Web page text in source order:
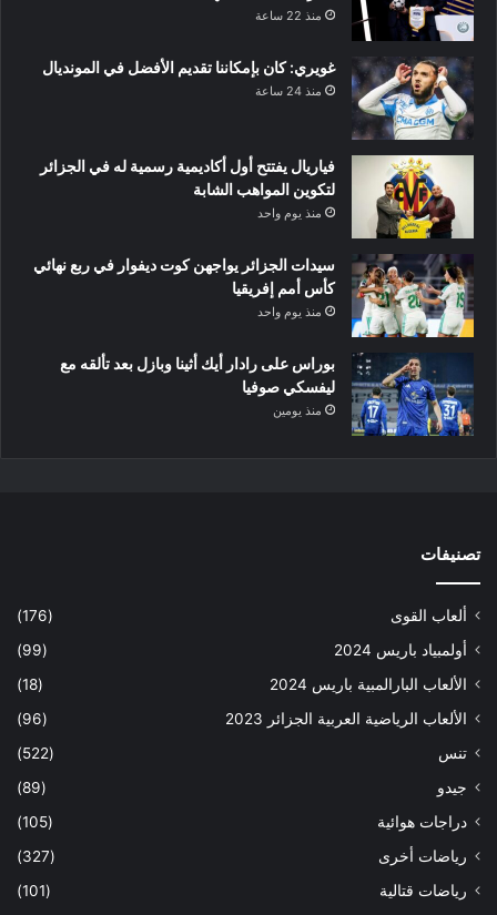
منذ 22 ساعة
غويري: كان بإمكاننا تقديم الأفضل في المونديال
منذ 24 ساعة
فياريال يفتتح أول أكاديمية رسمية له في الجزائر
لتكوين المواهب الشابة
منذ يوم واحد
سيدات الجزائر يواجهن كوت ديفوار في ربع نهائي
كأس أمم إفريقيا
منذ يوم واحد
بوراس على رادار أيك أثينا وبازل بعد تألقه مع
ليفسكي صوفيا
منذ يومين
تصنيفات
ألعاب القوى
(176)
أولمبياد باريس 2024
(99)
الألعاب البارالمبية باريس 2024
(18)
الألعاب الرياضية العربية الجزائر 2023
(96)
تنس
(522)
جيدو
(89)
دراجات هوائية
(105)
رياضات أخرى
(327)
رياضات قتالية
(101)